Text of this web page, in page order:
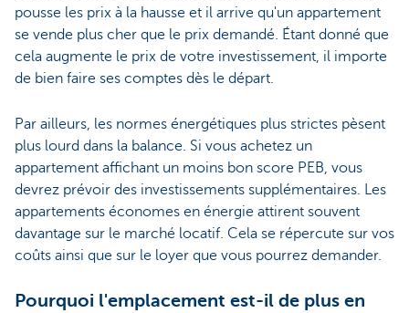
pousse les prix à la hausse et il arrive qu'un appartement
se vende plus cher que le prix demandé. Étant donné que
cela augmente le prix de votre investissement, il importe
de bien faire ses comptes dès le départ.
Par ailleurs, les normes énergétiques plus strictes pèsent
plus lourd dans la balance. Si vous achetez un
appartement affichant un moins bon score PEB, vous
devrez prévoir des investissements supplémentaires. Les
appartements économes en énergie attirent souvent
davantage sur le marché locatif. Cela se répercute sur vos
coûts ainsi que sur le loyer que vous pourrez demander.
Pourquoi l'emplacement est-il de plus en